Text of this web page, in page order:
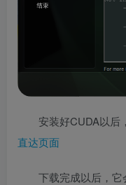
安装好CUDA以后
直达页面
下载完成以后，